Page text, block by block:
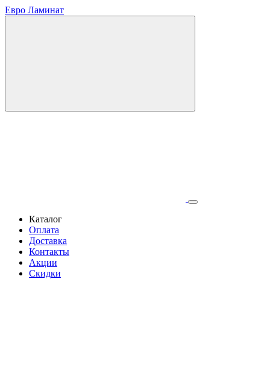
Евро Ламинат
Каталог
Оплата
Доставка
Контакты
Акции
Скидки